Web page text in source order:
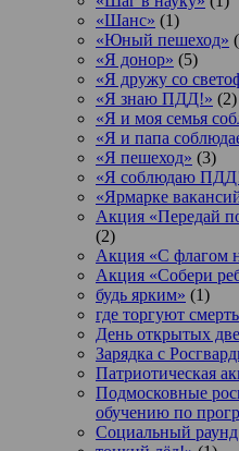
«Шанс» (1)
«Юный пешеход»
«Я донор» (5)
«Я дружу со
«Я знаю ПДД!» (2)
«Я и моя семья
«Я и папа
«Я пешеход» (3)
«Я соблюдаю
«Ярмарке
Акция «Передай
(2)
Акция «С флагом
Акция «Собери
будь ярким» (1)
где торгуют
День открытых
Зарядка с
Патриотическая
Подмосковные
обучению по
Социальный